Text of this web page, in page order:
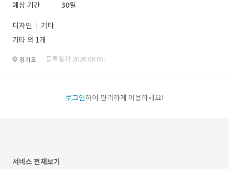
예상 기간
30일
디자인
기타
기타 외 1개
경기도 · 등록일자 2026.08.05.
로그인하여 편리하게 이용하세요!
서비스 전체보기